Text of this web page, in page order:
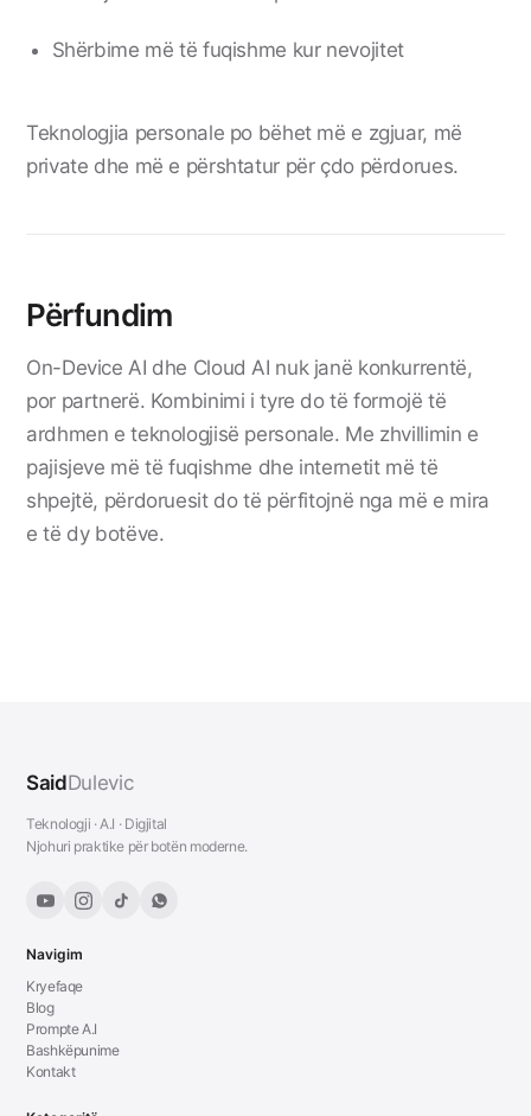
Shërbime më të fuqishme kur nevojitet
Teknologjia personale po bëhet më e zgjuar, më
private dhe më e përshtatur për çdo përdorues.
Përfundim
On-Device AI dhe Cloud AI nuk janë konkurrentë,
por partnerë. Kombinimi i tyre do të formojë të
ardhmen e teknologjisë personale. Me zhvillimin e
pajisjeve më të fuqishme dhe internetit më të
shpejtë, përdoruesit do të përfitojnë nga më e mira
e të dy botëve.
SaidDulevic
Teknologji · A.I · Digjital
Njohuri praktike për botën moderne.
Navigim
Kryefaqe
Blog
Prompte A.I
Bashkëpunime
Kontakt